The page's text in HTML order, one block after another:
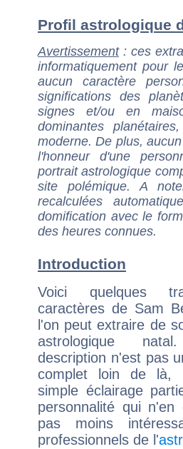
Profil astrologique
Avertissement: ces
informatiquement pour
aucun caractère
significations des
signes et/ou en
dominantes
moderne. De plus,
l'honneur d'une
portrait astrologique
site polémique. A
recalculées
domification avec le
des heures connues.
Introduction
Voici quelques
caractères de Sam
l'on peut extraire de
astrologique
description n'est pas
complet loin de là,
simple éclairage
personnalité qui n'en
pas moins
professionnels de l'